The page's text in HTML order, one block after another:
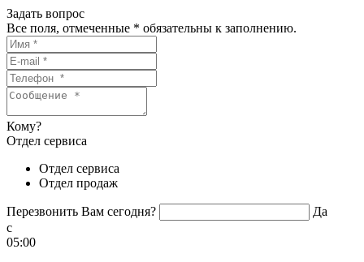
Задать вопрос
Все поля, отмеченные * обязательны к заполнению.
Кому?
Отдел сервиса
Отдел сервиса
Отдел продаж
Перезвонить Вам сегодня?
Да
c
05:00